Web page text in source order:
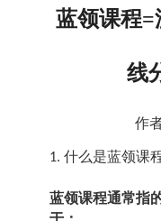
蓝领课程=
线
作
1. 什么是蓝领课
蓝领课程通常指